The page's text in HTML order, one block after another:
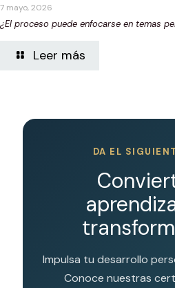
7 mayo, 2026
¿El proceso puede enfocarse en temas
Leer más
DA EL
Impulsa tu desarrollo
Conoce nuestras